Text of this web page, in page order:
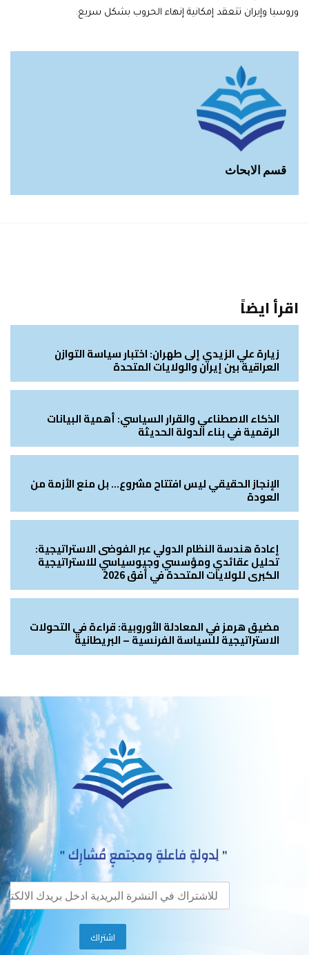
وروسيا وإيران تتعقد إمكانية إنهاء الحروب بشكل سريع.
قسم الابحاث
اقرأ ايضاً
زيارة علي الزيدي إلى طهران: اختبار سياسة التوازن
العراقية بين إيران والولايات المتحدة
الذكاء الاصطناعي والقرار السياسي: أهمية البيانات
الرقمية في بناء الدولة الحديثة
الإنجاز الحقيقي ليس افتتاح مشروع… بل منع الأزمة من
العودة
إعادة هندسة النظام الدولي عبر الفوضى الاستراتيجية:
تحليل عقائدي ومؤسسي وجيوسياسي للاستراتيجية
الكبرى للولايات المتحدة في أفق 2026
مضيق هرمز في المعادلة الأوروبية: قراءة في التحولات
الاستراتيجية للسياسة الفرنسية – البريطانية